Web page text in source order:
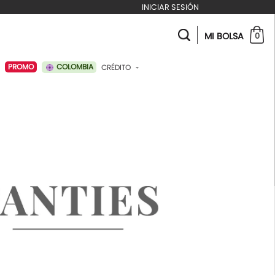
INICIAR SESIÓN
PROMO COLOMBIA CRÉDITO
MI BOLSA 0